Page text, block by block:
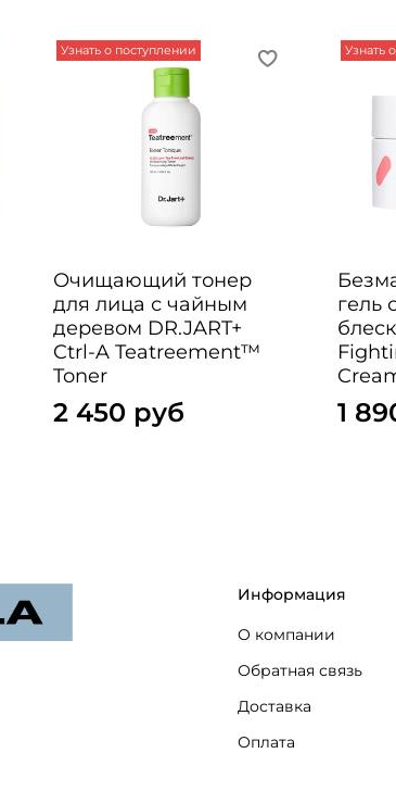
Узнать о поступлении
Очищающий тонер
для лица с чайным
деревом DR.JART+
Ctrl-A Teatreement™
Toner
2 450 руб
Узнать
гель
1
Информация
О компании
Обратная связь
Доставка
Оплата